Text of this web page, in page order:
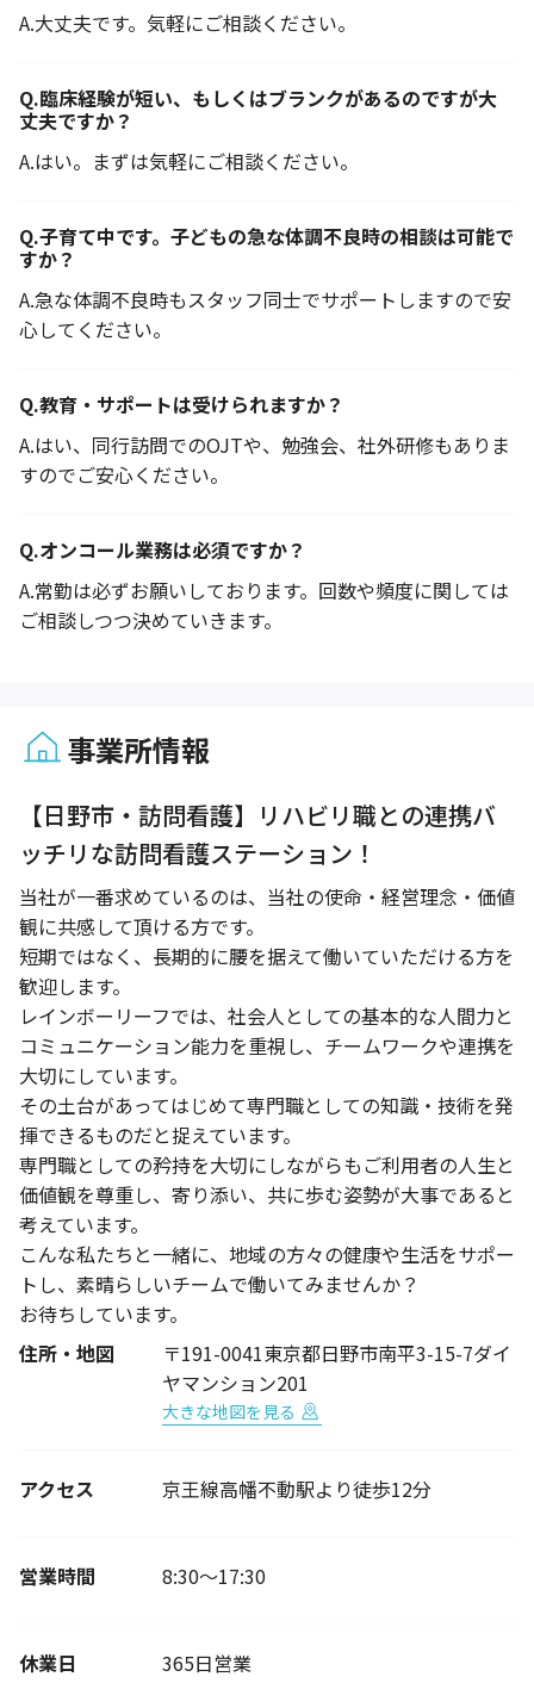
A.大丈夫です。気軽にご相談ください。
Q.臨床経験が短い、もしくはブランクがあるのですが大
丈夫ですか？
A.はい。まずは気軽にご相談ください。
Q.子育て中です。子どもの急な体調不良時の相談は可能で
すか？
A.急な体調不良時もスタッフ同士でサポートしますので安
心してください。
Q.教育・サポートは受けられますか？
A.はい、同行訪問でのOJTや、勉強会、社外研修もありま
すのでご安心ください。
Q.オンコール業務は必須ですか？
A.常勤は必ずお願いしております。回数や頻度に関しては
ご相談しつつ決めていきます。
事業所情報
【日野市・訪問看護】リハビリ職との連携バ
ッチリな訪問看護ステーション！
当社が一番求めているのは、当社の使命・経営理念・価値
観に共感して頂ける方です。
短期ではなく、長期的に腰を据えて働いていただける方を
歓迎します。
レインボーリーフでは、社会人としての基本的な人間力と
コミュニケーション能力を重視し、チームワークや連携を
大切にしています。
その土台があってはじめて専門職としての知識・技術を発
揮できるものだと捉えています。
専門職としての矜持を大切にしながらもご利用者の人生と
価値観を尊重し、寄り添い、共に歩む姿勢が大事であると
考えています。
こんな私たちと一緒に、地域の方々の健康や生活をサポー
トし、素晴らしいチームで働いてみませんか？
お待ちしています。
住所・地図
〒191-0041東京都日野市南平3-15-7ダイ
ヤマンション201
大きな地図を見る
アクセス 京王線高幡不動駅より徒歩12分
営業時間 8:30～17:30
休業日 365日営業